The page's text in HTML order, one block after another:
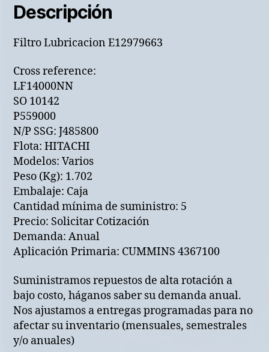
Descripción
Filtro Lubricacion E12979663
Cross reference:
LF14000NN
SO 10142
P559000
N/P SSG: J485800
Flota: HITACHI
Modelos: Varios
Peso (Kg): 1.702
Embalaje: Caja
Cantidad mínima de suministro: 5
Precio: Solicitar Cotización
Demanda: Anual
Aplicación Primaria: CUMMINS 4367100
Suministramos repuestos de alta rotación a
bajo costo, háganos saber su demanda anual.
Nos ajustamos a entregas programadas para no
afectar su inventario (mensuales, semestrales
y/o anuales)